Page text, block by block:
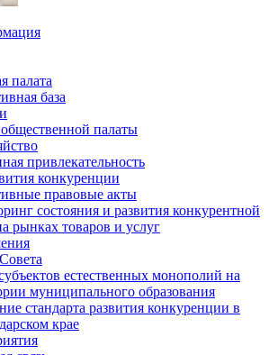
палата
база
палаты
привлекательность
конкуренции
правовые акты
состояния и развития конкурентной
рынках товаров и услуг
естественных монополий на
муниципального образования
стандарта развития конкуренции в
крае